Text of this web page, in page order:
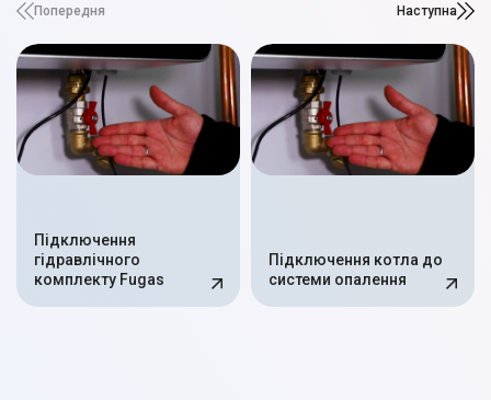
Попередня Наступна
Підключення
гідравлічного
комплекту Fugas
Підключення котла до
системи опалення